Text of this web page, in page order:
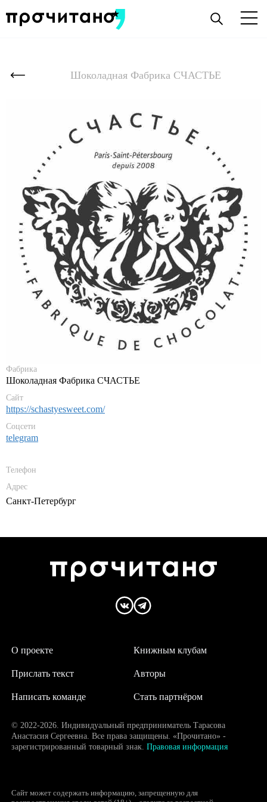
Шоколадная Фабрика СЧАСТЬЕ
Фабрика
Шоколадная Фабрика СЧАСТЬЕ
Сайт
https://schastyesweet.com/
Соцсети
telegram
Адрес
Санкт-Петербург
Телефон
О проекте
Написать команде
Авторы
Прислать текст
Книжным клубам
Стать партнёром
© 2022-2026. Индивидуальный предприниматель Тарасова
Анастасия Сергеевна. Все права защищены. «Прочитано» -
зарегистрированный товарный знак. Правовая информация
Сайт может содержать информацию, запрещенную для